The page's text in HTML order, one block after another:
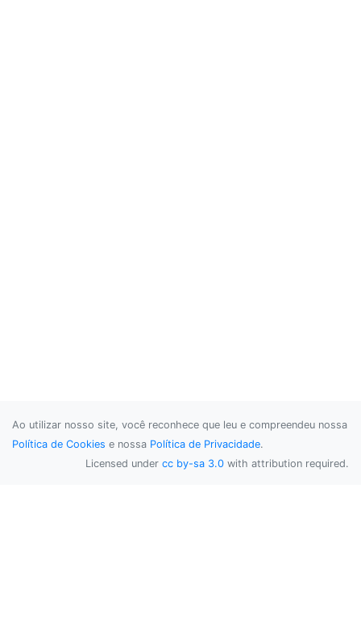
Ao utilizar nosso site, você reconhece que leu e compreendeu nossa
Política de Cookies e nossa Política de Privacidade.
Licensed under cc by-sa 3.0 with attribution required.